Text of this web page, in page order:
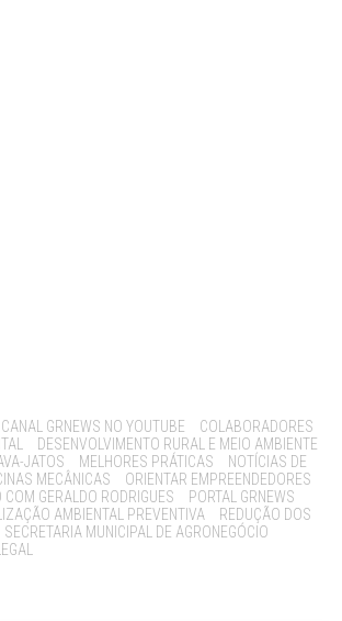
CANAL GRNEWS NO YOUTUBE
COLABORADORES
DESENVOLVIMENTO RURAL E MEIO AMBIENTE
JATOS MELHORES PRÁTICAS
NOTÍCIAS DE
MECÂNICAS
ORIENTAR EMPREENDEDORES
GERALDO RODRIGUES
PORTAL GRNEWS
AMBIENTAL PREVENTIVA
REDUÇÃO DOS
SECRETARIA MUNICIPAL DE AGRONEGÓCIO